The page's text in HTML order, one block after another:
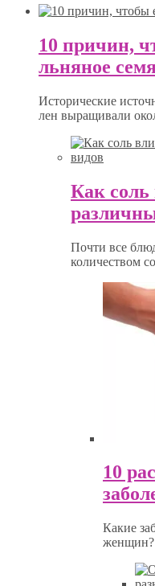
10 причин,
льняное
Исторические
лен выращивали
Как соль
Почти все
количеством
10
Какие
женщин?